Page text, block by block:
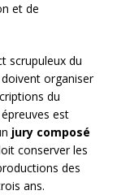
et de
scrupuleux du
organiser
du
est
jury composé
conserver les
des
ans.